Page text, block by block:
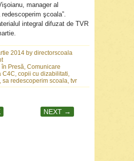
manager al
şcoala”.
integral difuzat de TVR
2014 by directorscoala
Presă Comunicare
C4C copii cu dizabilitati
sa redescoperim scoala tvr
NEXT →